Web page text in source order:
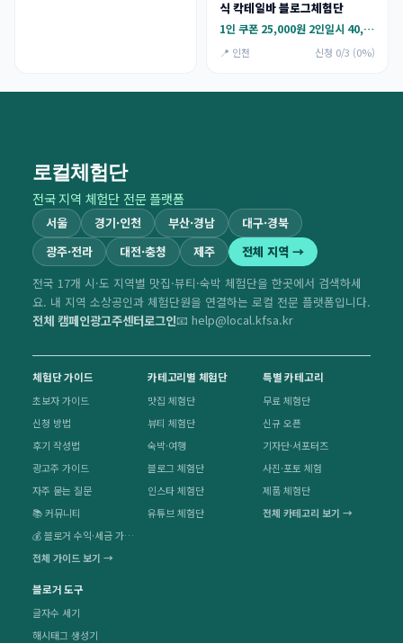
식 칵테일바 블로그체험단
1인 쿠폰 25,000원 2인일시 40,000원
📍 인천 신청 0/3 (0%)
로컬체험단
전국 지역 체험단 전문 플랫폼
서울 경기·인천 부산·경남
대구·경북
광주·전라
대전·충청 제주
전체 지역 →
전국 17개 시·도 지역별 맛집·뷰티·숙박 체험단을 한곳에서 검색하세
요. 내 지역 소상공인과 체험단원을 연결하는 로컬 전문 플랫폼입니다.
전체 캠페인광고주센터로그인📧 help@local.kfsa.kr
체험단 가이드
초보자 가이드
신청 방법
후기 작성법
광고주 가이드
자주 묻는 질문
📚 커뮤니티
💰 블로거 수익·세금 가이드
전체 가이드 보기 →
카테고리별 체험단
맛집 체험단
뷰티 체험단
숙박·여행
블로그 체험단
인스타 체험단
유튜브 체험단
특별 카테고리
무료 체험단
신규 오픈
기자단·서포터즈
사진·포토 체험
제품 체험단
전체 카테고리 보기 →
블로거 도구
글자수 세기
해시태그 생성기